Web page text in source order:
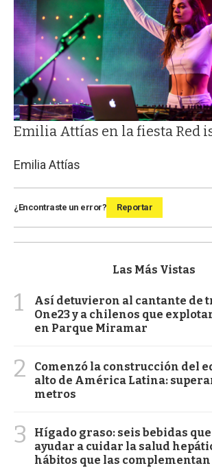
Emilia Attías en la fiesta Red
Emilia Attías
¿Encontraste un error? Reportar
Las Más Vistas
1
Así detuvieron al cantante de
One23 y a chilenos que
en Parque Miramar
2
Comenzó la construcción del
alto de América Latina:
metros
3
Hígado graso: seis bebidas
ayudar a cuidar la salud
hábitos que las complementan